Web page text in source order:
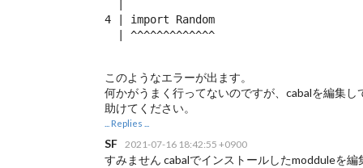
4 | import Random
  | ^^^^^^^^^^^^^
このようなエラーが出ます。
何かがうまく行ってないのですが、cabalを編集
助けてください。
... Replies ...
SF 2021-07-16 18:42:55 +0900
すみません cabalでインストールしたmodduleを